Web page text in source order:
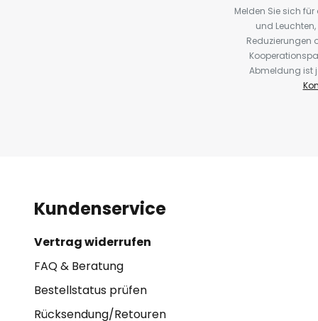
Melden Sie sich
und
Reduzierungen
Abmeldung ist
Kundenservice
Vertrag widerrufen
FAQ & Beratung
Bestellstatus prüfen
Rücksendung/Retouren